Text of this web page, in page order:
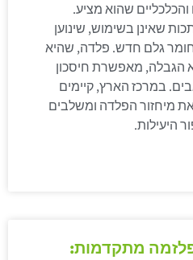
שהוא מציע.
שאינן בשימוש, שינוען
גלם חדש. פלדה, שהיא
הגבלה, מאפשרת חיסכון
במרכז הארץ, קיימים
מיחזור הפלדה ומשלבים
היעילות.
מתקדמות: